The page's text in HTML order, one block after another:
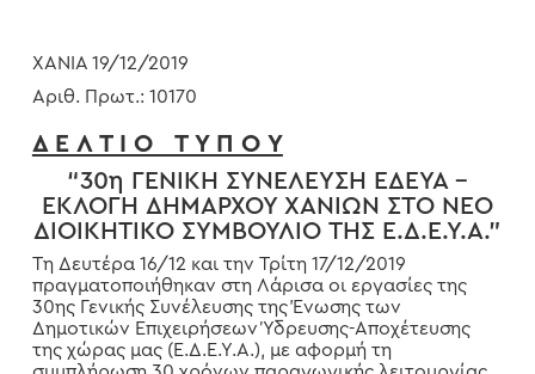
ΧΑΝΙΑ 19/12/2019
Αριθ. Πρωτ.: 10170
Δ Ε Λ Τ Ι Ο Τ Υ Π Ο Υ
“30η ΓΕΝΙΚΗ ΣΥΝΕΛΕΥΣΗ ΕΔΕΥΑ –
ΕΚΛΟΓΗ ΔΗΜΑΡΧΟΥ ΧΑΝΙΩΝ ΣΤΟ ΝΕΟ
ΔΙΟΙΚΗΤΙΚΟ ΣΥΜΒΟΥΛΙΟ ΤΗΣ Ε.Δ.Ε.Υ.Α.”
Τη Δευτέρα 16/12 και την Τρίτη 17/12/2019
πραγματοποιήθηκαν στη Λάρισα οι εργασίες της
30ης Γενικής Συνέλευσης της Ένωσης των
Δημοτικών Επιχειρήσεων Ύδρευσης-Αποχέτευσης
της χώρας μας (Ε.Δ.Ε.Υ.Α.), με αφορμή τη